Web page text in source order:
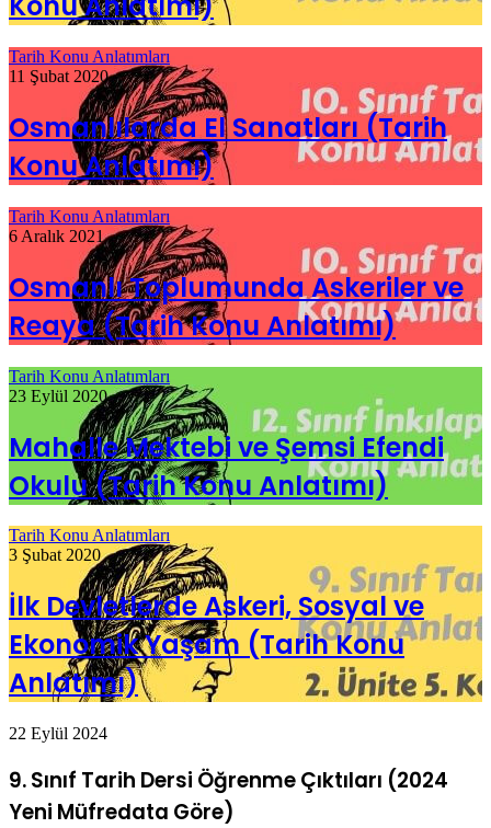
Tarih Konu Anlatımları
11 Şubat 2020
Osmanlılarda El Sanatları (Tarih
Konu Anlatımı)
Tarih Konu Anlatımları
6 Aralık 2021
Osmanlı Toplumunda Askeriler ve
Reaya (Tarih Konu Anlatımı)
Tarih Konu Anlatımları
23 Eylül 2020
Mahalle Mektebi ve Şemsi Efendi
Okulu (Tarih Konu Anlatımı)
Tarih Konu Anlatımları
3 Şubat 2020
İlk Devletlerde Askeri, Sosyal ve
Ekonomik Yaşam (Tarih Konu
Anlatımı)
22 Eylül 2024
9. Sınıf Tarih Dersi Öğrenme Çıktıları (2024
Yeni Müfredata Göre)